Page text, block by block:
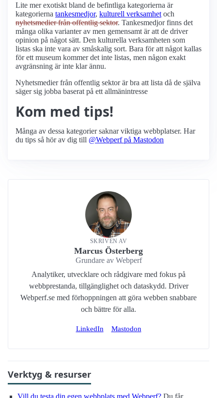
Lite mer exotiskt bland de befintliga kategorierna är
kategorierna tankesmedjor, kulturell verksamhet och
nyhetsmedier från offentlig sektor. Tankesmedjor finns det
många olika varianter av men gemensamt är att de driver
opinion på något sätt. Den kulturella verksamheten som
listas ska inte vara av småskalig sort. Bara för att något kallas
för ett museum kommer det inte listas, men någon exakt
avgränsning är inte klar ännu.
Nyhetsmedier från offentlig sektor är bra att lista då de själva
säger sig jobba baserat på ett allmänintresse
Kom med tips!
Många av dessa kategorier saknar viktiga webbplatser. Har
du tips så hör av dig till @Webperf på Mastodon
SKRIVEN AV
Marcus Österberg
Grundare av Webperf
Analytiker, utvecklare och rådgivare med fokus på
webbprestanda, tillgänglighet och dataskydd. Driver
Webperf.se med förhoppningen att göra webben snabbare
och bättre för alla.
LinkedIn Mastodon
Verktyg & resurser